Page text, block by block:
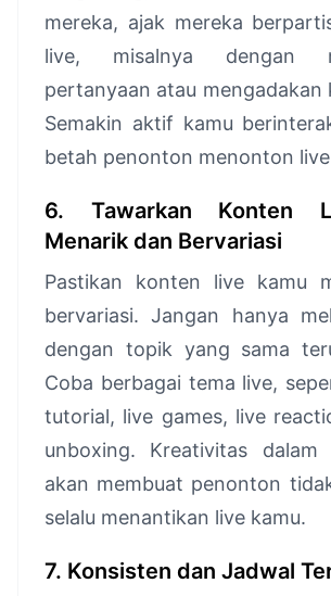
mereka, ajak mereka
live, misalnya dengan
pertanyaan atau mengadakan
Semakin aktif kamu
betah penonton menonton
6. Tawarkan Konten
Menarik dan Bervariasi
Pastikan konten live kamu
bervariasi. Jangan hanya
dengan topik yang sama
Coba berbagai tema live,
tutorial, live games, live
unboxing. Kreativitas
akan membuat penonton
selalu menantikan live kamu.
7. Konsisten dan Jadwal